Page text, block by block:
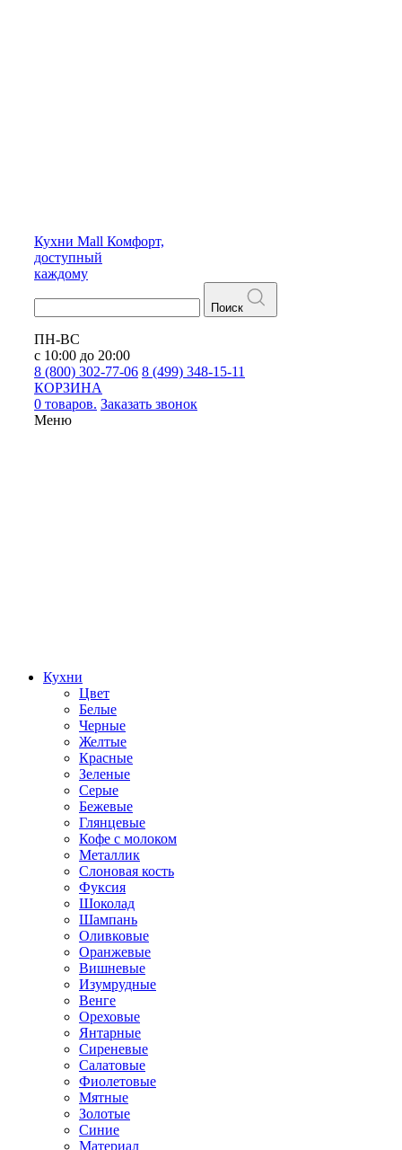
Кухни Mall Комфорт,
доступный
каждому
Поиск
ПН-ВС
с 10:00 до 20:00
8 (800) 302-77-06 8 (499) 348-15-11
КОРЗИНА
0 товаров. Заказать звонок
Меню
Кухни
Цвет
Белые
Черные
Желтые
Красные
Зеленые
Серые
Бежевые
Глянцевые
Кофе с молоком
Металлик
Слоновая кость
Фуксия
Шоколад
Шампань
Оливковые
Оранжевые
Вишневые
Изумрудные
Венге
Ореховые
Янтарные
Сиреневые
Салатовые
Фиолетовые
Мятные
Золотые
Синие
Материал